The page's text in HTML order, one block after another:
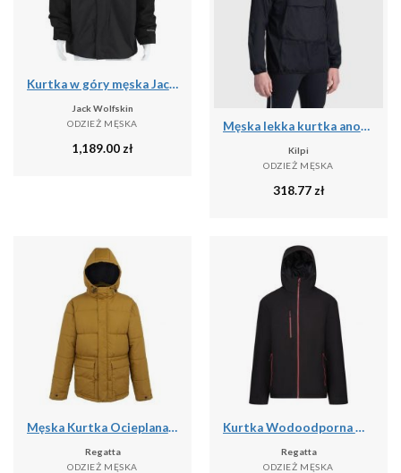
Kurtka w góry męska Jack Wolfskin A618586350
Jack Wolfskin
ODZIEŻ MĘSKA
1,189.00 zł
Męska lekka kurtka anorak Kilpi ANORI-M
Kilpi
ODZIEŻ MĘSKA
318.77 zł
Męska Kurtka Ocieplana Falkner
Regatta
ODZIEŻ MĘSKA
Kurtka Wodoodporna Męska Ocieplana
Regatta
ODZIEŻ MĘSKA